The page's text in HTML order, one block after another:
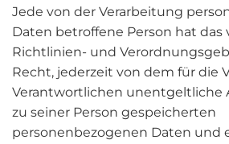
Jede von der Verarbeitung
Daten betroffene Person hat das
Richtlinien- und
Recht, jederzeit von dem für die
Verantwortlichen unentgeltliche
zu seiner Person gespeicherten
personenbezogenen Daten und